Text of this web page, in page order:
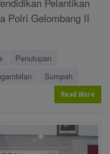
Polri Gelombang II
Penutupan
Sumpah
Read More